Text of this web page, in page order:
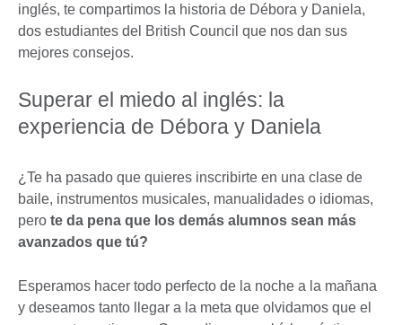
inglés, te compartimos la historia de Débora y Daniela,
dos estudiantes del British Council que nos dan sus
mejores consejos.
Superar el miedo al inglés: la
experiencia de Débora y Daniela
¿Te ha pasado que quieres inscribirte en una clase de
baile, instrumentos musicales, manualidades o idiomas,
pero te da pena que los demás alumnos sean más
avanzados que tú?
Esperamos hacer todo perfecto de la noche a la mañana
y deseamos tanto llegar a la meta que olvidamos que el